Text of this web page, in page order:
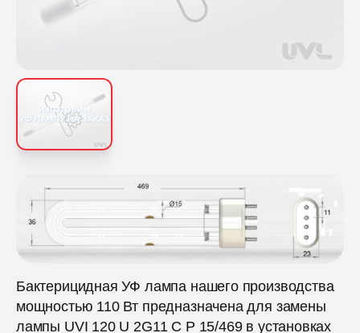
Бактерицидная УФ лампа нашего производства
мощностью 110 Вт предназначена для замены
лампы UVI 120 U 2G11 C P 15/469 в установках